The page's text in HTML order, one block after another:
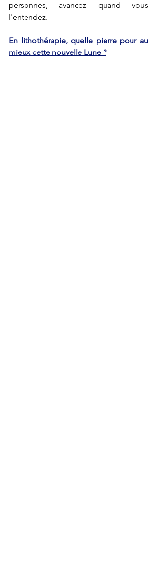
personnes, avancez quand vous
l'entendez.
En lithothérapie, quelle pierre pour au
mieux cette nouvelle Lune ?